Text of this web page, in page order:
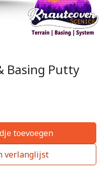
Basing Putty
toevoegen
verlanglijst